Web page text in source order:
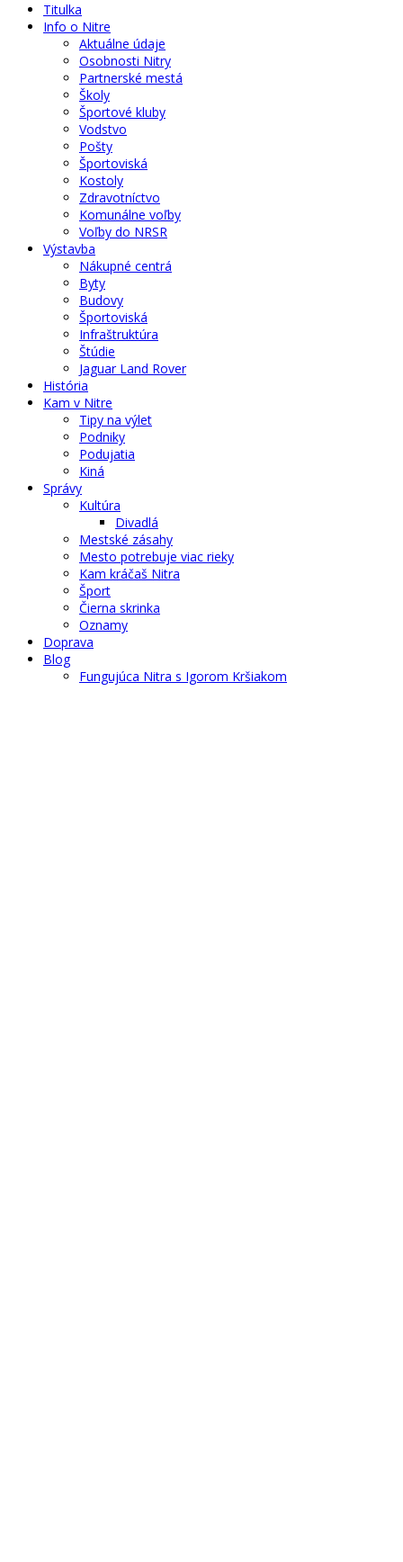
Titulka
Info o Nitre
Aktuálne údaje
Osobnosti Nitry
Partnerské mestá
Školy
Športové kluby
Vodstvo
Pošty
Športoviská
Kostoly
Zdravotníctvo
Komunálne voľby
Voľby do NRSR
Výstavba
Nákupné centrá
Byty
Budovy
Športoviská
Infraštruktúra
Štúdie
Jaguar Land Rover
História
Kam v Nitre
Tipy na výlet
Podniky
Podujatia
Kiná
Správy
Kultúra
Divadlá
Mestské zásahy
Mesto potrebuje viac rieky
Kam kráčaš Nitra
Šport
Čierna skrinka
Oznamy
Doprava
Blog
Fungujúca Nitra s Igorom Kršiakom